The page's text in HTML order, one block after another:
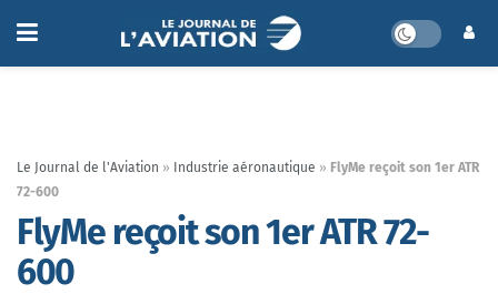
Le Journal de l'Aviation » Industrie aéronautique » FlyMe reçoit son 1er ATR
72-600
FlyMe reçoit son 1er ATR 72-
600